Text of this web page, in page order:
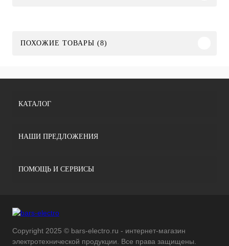
ПОХОЖИЕ ТОВАРЫ (8)
КАТАЛОГ
НАШИ ПРЕДЛОЖЕНИЯ
ПОМОЩЬ И СЕРВИСЫ
Copyright 2025 © bars-electro.ru - интернет-магазин
электротехнической продукции. Все права защищены.